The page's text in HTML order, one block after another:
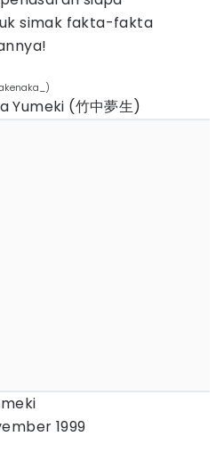
simak fakta-fakta
Yumeki (竹中夢生)
1999